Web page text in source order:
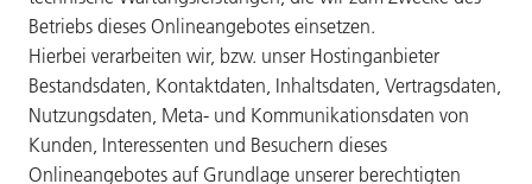
Betriebs dieses Onlineangebotes einsetzen.
Hierbei verarbeiten wir, bzw. unser Hostinganbieter
Bestandsdaten, Kontaktdaten, Inhaltsdaten, Vertragsdaten,
Nutzungsdaten, Meta- und Kommunikationsdaten von
Kunden, Interessenten und Besuchern dieses
Onlineangebotes auf Grundlage unserer berechtigten